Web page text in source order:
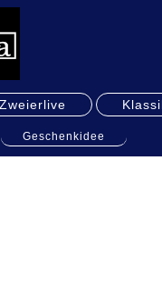
Zweierlive
Geschenkidee